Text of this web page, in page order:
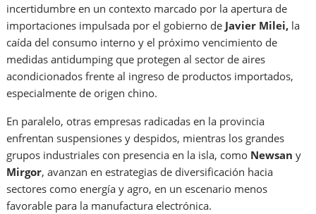
incertidumbre en un contexto marcado por la apertura de
importaciones impulsada por el gobierno de Javier Milei, la
caída del consumo interno y el próximo vencimiento de
medidas antidumping que protegen al sector de aires
acondicionados frente al ingreso de productos importados,
especialmente de origen chino.
En paralelo, otras empresas radicadas en la provincia
enfrentan suspensiones y despidos, mientras los grandes
grupos industriales con presencia en la isla, como Newsany
Mirgor, avanzan en estrategias de diversificación hacia
sectores como energía y agro, en un escenario menos
favorable para la manufactura electrónica.